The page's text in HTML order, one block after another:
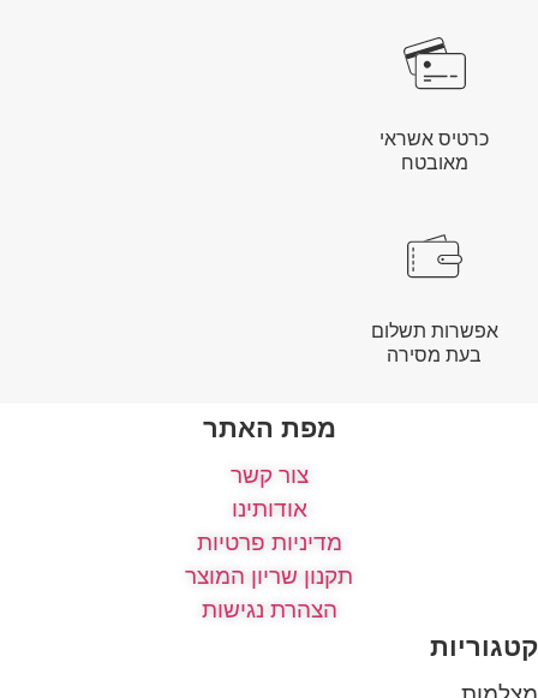
כרטיס אשראי
מאובטח
אפשרות תשלום
בעת מסירה
מפת האתר
צור קשר
אודותינו
מדיניות פרטיות
תקנון שריון המוצר
הצהרת נגישות
קטגוריות